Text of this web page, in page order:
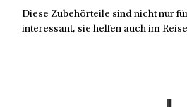
Diese Zubehörteile sind nicht nur
interessant, sie helfen auch im